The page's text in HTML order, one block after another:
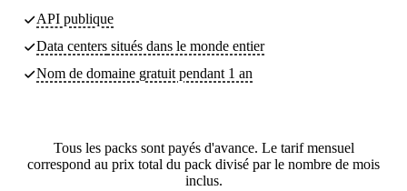
API publique
Data centers situés dans le monde entier
Nom de domaine gratuit pendant 1 an
Tous les packs sont payés d'avance. Le tarif mensuel
correspond au prix total du pack divisé par le nombre de mois
inclus.